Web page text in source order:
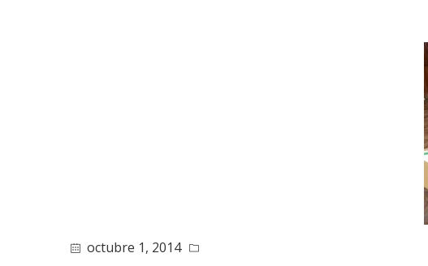
octubre 1, 2014